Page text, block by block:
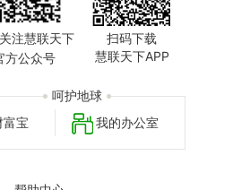
注慧联天下
方公众号
扫码下载
慧联天下APP
富宝 我的办公室
呵护地球